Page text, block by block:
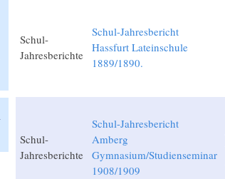
Schul-
Jahresberichte
Schul-Jahresbericht
Hassfurt Lateinschule
1889/1890.
Schul-
Jahresberichte
Schul-Jahresbericht
Amberg
Gymnasium/Studienseminar
1908/1909